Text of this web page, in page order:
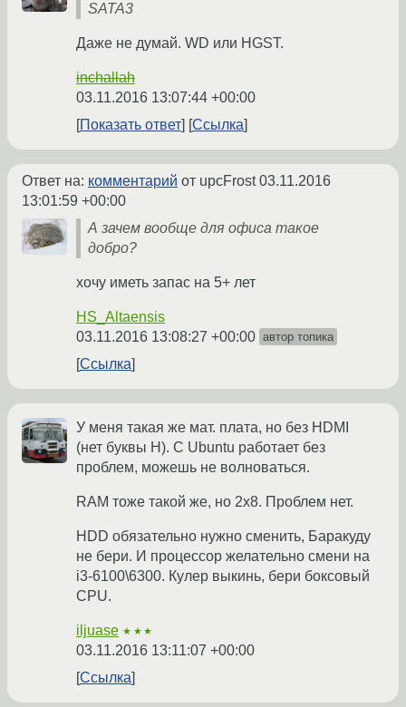
SATA3
Даже не думай. WD или HGST.
inchallah
03.11.2016 13:07:44 +00:00
Показать ответ
Ссылка
Ответ на: комментарий от upcFrost03.11.2016
13:01:59 +00:00
А зачем вообще для офиса такое
добро?
хочу иметь запас на 5+ лет
HS_Altaensis
03.11.2016 13:08:27 +00:00 автор топика
Ссылка
У меня такая же мат. плата, но без HDMI
(нет буквы H). С Ubuntu работает без
проблем, можешь не волноваться.
RAM тоже такой же, но 2x8. Проблем нет.
HDD обязательно нужно сменить, Баракуду
не бери. И процессор желательно смени на
i3-6100\6300. Кулер выкинь, бери боксовый
CPU.
iljuase ★★★
03.11.2016 13:11:07 +00:00
Ссылка